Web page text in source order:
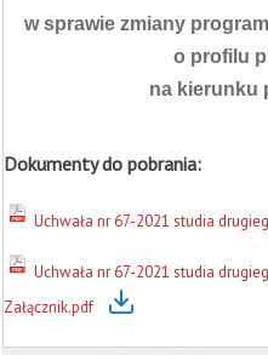
w sprawie zmiany
o profilu
na kierunku
Dokumenty do pobrania:
Uchwała nr 67-2021 studia
Uchwała nr 67-2021 studia
Załącznik.pdf